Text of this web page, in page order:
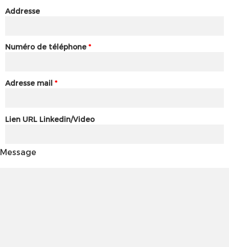
Addresse
Numéro de téléphone *
Adresse mail *
Lien URL Linkedin/Video
Message